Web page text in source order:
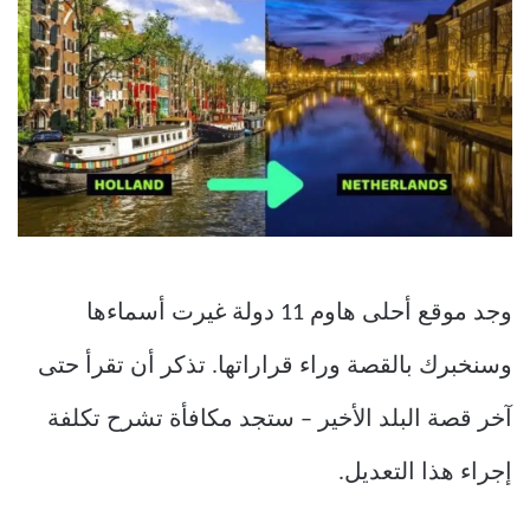
وجد موقع أحلى هاوم 11 دولة غيرت أسماءها
وسنخبرك بالقصة وراء قراراتها. تذكر أن تقرأ حتى
آخر قصة البلد الأخير – ستجد مكافأة تشرح تكلفة
إجراء هذا التعديل.